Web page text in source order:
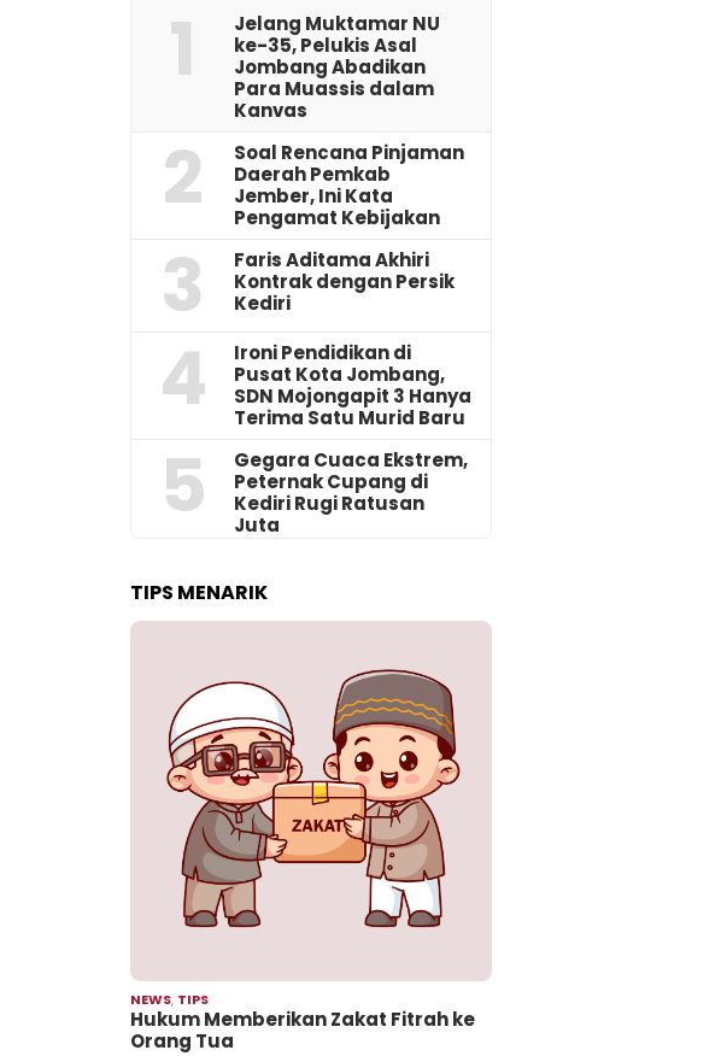
1
Jelang Muktamar NU
ke-35, Pelukis Asal
Jombang Abadikan
Para Muassis dalam
Kanvas
2
‎Soal Rencana Pinjaman
Daerah Pemkab
Jember, Ini Kata
Pengamat Kebijakan ‎
3
Faris Aditama Akhiri
Kontrak dengan Persik
Kediri
4
Ironi Pendidikan di
Pusat Kota Jombang,
SDN Mojongapit 3 Hanya
Terima Satu Murid Baru
5
‎Gegara Cuaca Ekstrem,
Peternak Cupang di
Kediri Rugi Ratusan
Juta
TIPS MENARIK
NEWS, TIPS
Hukum Memberikan Zakat Fitrah ke
Orang Tua